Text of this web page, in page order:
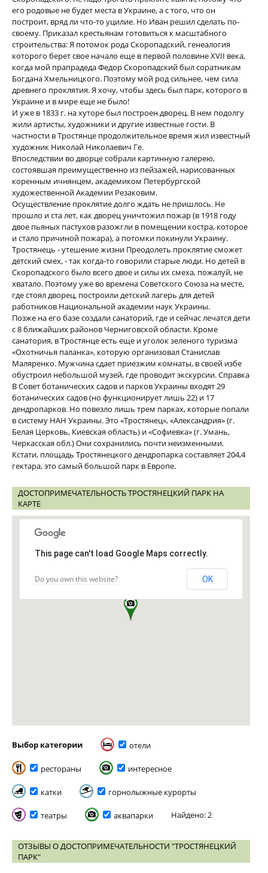
его родовые не будет места в Украине, а с того, что он
построит, вряд ли что-то уцилие. Но Иван решил сделать по-
своему. Приказал крестьянам готовиться к масштабного
строительства: Я потомок рода Скоропадский, генеалогия
которого берет свое начало еще в первой половине XVII века,
когда мой прапрадеда Федор Скоропадский был соратникам
Богдана Хмельницкого. Поэтому мой род сильнее, чем сила
древнего проклятия. Я хочу, чтобы здесь был парк, которого в
Украине и в мире еще не было!
И уже в 1833 г. на хуторе был построен дворец. В нем подолгу
жили артисты, художники и другие известные гости. В
частности в Тростянце продолжительное время жил известный
художник Николай Николаевич Ге.
Впоследствии во дворце собрали картинную галерею,
состоявшая преимущественно из пейзажей, нарисованных
коренным ичнянцем, академиком Петербургской
художественной Академии Резаковим.
Осуществление проклятие долго ждать не пришлось. Не
прошло и ста лет, как дворец уничтожил пожар (в 1918 году
двое пьяных пастухов разожгли в помещении костра, которое
и стало причиной пожара), а потомки покинули Украину.
Тростянець - утешение жизни Преодолеть проклятие сможет
детский смех, - так когда-то говорили старые люди. Но детей в
Скоропадского было всего двое и силы их смеха, пожалуй, не
хватало. Поэтому уже во времена Советского Союза на месте,
где стоял дворец, построили детский лагерь для детей
работников Национальной академии наук Украины.
Позже на его базе создали санаторий, где и сейчас лечатся дети
с 8 ближайших районов Черниговской области. Кроме
санатория, в Тростянце есть еще и уголок зеленого туризма
«Охотничья паланка», которую организовал Станислав
Маляренко. Мужчина сдает приезжим комнаты, в своей избе
обустроил небольшой музей, где проводит экскурсии. Справка
В Совет ботанических садов и парков Украины входят 29
ботанических садов (но функционирует лишь 22) и 17
дендропарков. Но повезло лишь трем парках, которые попали
в систему НАН Украины. Это «Тростянец», «Александрия» (г.
Белая Церковь, Киевская область) и «Софиевка» (г. Умань,
Черкасская обл.) Они сохранились почти неизменными.
Кстати, площадь Тростянецкого дендропарка составляет 204,4
гектара, это самый большой парк в Европе.
ДОСТОПРИМЕЧАТЕЛЬНОСТЬ ТРОСТЯНЕЦКИЙ ПАРК НА
КАРТЕ
This page can't load Google Maps correctly.
Do you own this website? OK
Выбор категории отели
рестораны интересное
катки горнолыжные курорты
театры аквапарки Найдено: 2
ОТЗЫВЫ О ДОСТОПРИМЕЧАТЕЛЬНОСТИ "ТРОСТЯНЕЦКИЙ
ПАРК"